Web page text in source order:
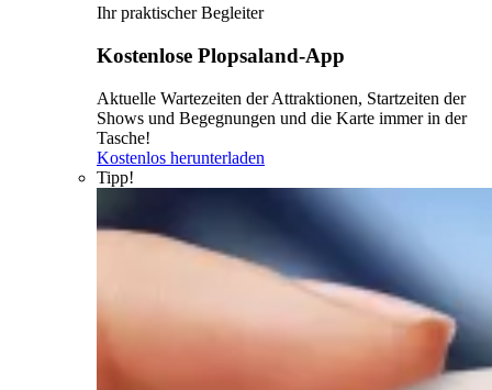
Ihr praktischer Begleiter
Kostenlose Plopsaland-App
Aktuelle Wartezeiten der Attraktionen, Startzeiten der
Shows und Begegnungen und die Karte immer in der
Tasche!
Kostenlos herunterladen
Tipp!